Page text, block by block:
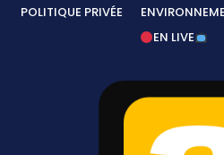
POLITIQUE PRIVÉE
EN LIVE